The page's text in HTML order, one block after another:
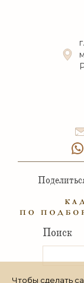
Поиск
Чтобы сделать